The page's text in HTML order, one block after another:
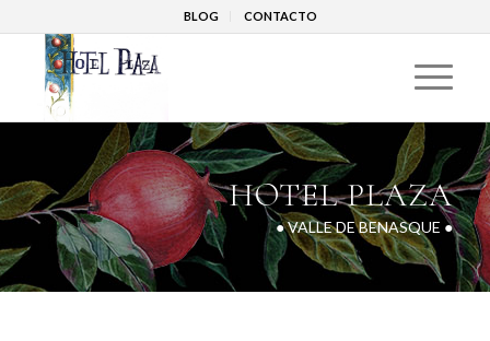
BLOG CONTACTO
HOTEL PLAZA
● VALLE DE BENASQUE ●